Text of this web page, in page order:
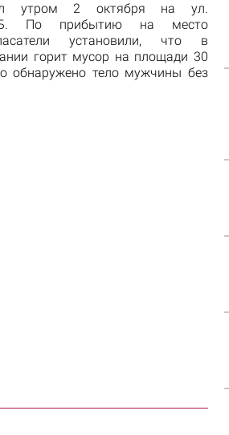
утром 2 октября на ул.
Б. По прибытию на место
установили, что в
горит мусор на площади 30
обнаружено тело мужчины без